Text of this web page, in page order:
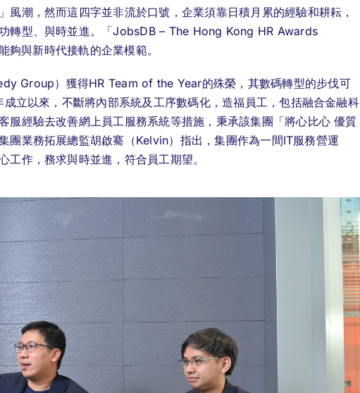
風潮，然而這四字並非流於口號，企業須靠日積月累的經驗和耕耘，
轉型、與時並進。「JobsDB – The Hong Kong HR Awards
與新時代接軌的企業模範。
Group）獲得HR Team of the Year的殊榮，其數碼轉型的步伐可
立以來，不斷將內部系統及工序數碼化，造福員工，包括融合金融科
服經驗去改善網上員工服務系統等措施，秉承該集團「將心比心 優質
團業務拓展總監胡啟騫（Kelvin）指出，集團作為一間IT服務營運
工作，務求與時並進，符合員工期望。